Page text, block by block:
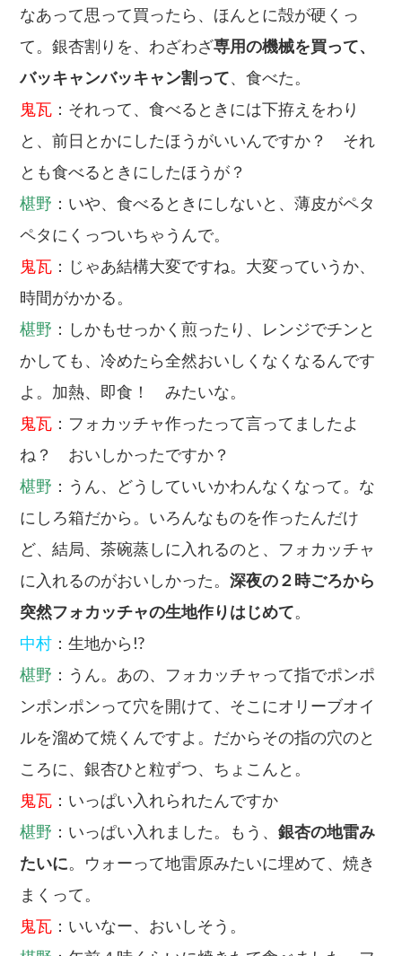
なあって思って買ったら、ほんとに殻が硬くっ
て。銀杏割りを、わざわざ専用の機械を買って、
バッキャンバッキャン割って、食べた。
鬼瓦 ：それって、食べるときには下拵えをわり
と、前日とかにしたほうがいいんですか？ それ
とも食べるときにしたほうが？
椹野 ：いや、食べるときにしないと、薄皮がペタ
ペタにくっついちゃうんで。
鬼瓦 ：じゃあ結構大変ですね。大変っていうか、
時間がかかる。
椹野 ：しかもせっかく煎ったり、レンジでチンと
かしても、冷めたら全然おいしくなくなるんです
よ。加熱、即食！ みたいな。
鬼瓦 ：フォカッチャ作ったって言ってましたよ
ね？ おいしかったですか？
椹野 ：うん、どうしていいかわんなくなって。な
にしろ箱だから。いろんなものを作ったんだけ
ど、結局、茶碗蒸しに入れるのと、フォカッチャ
に入れるのがおいしかった。深夜の２時ごろから
突然フォカッチャの生地作りはじめて。
中村 ：生地から!?
椹野 ：うん。あの、フォカッチャって指でポンポ
ンポンポンって穴を開けて、そこにオリーブオイ
ルを溜めて焼くんですよ。だからその指の穴のと
ころに、銀杏ひと粒ずつ、ちょこんと。
鬼瓦 ：いっぱい入れられたんですか
椹野 ：いっぱい入れました。もう、銀杏の地雷み
たいに。ウォーって地雷原みたいに埋めて、焼き
まくって。
鬼瓦 ：いいなー、おいしそう。